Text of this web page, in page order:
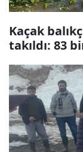
Kaçak
takıldı: 83